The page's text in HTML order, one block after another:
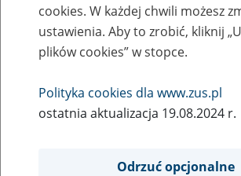
Data publikacji od
cookies. W każdej chwili możesz
ustawienia. Aby to zrobić, kliknij
plików cookies” w stopce.
Polityka cookies dla www.zus.pl
ostatnia aktualizacja 19.08.2024 r.
Odrzuć opcjonalne